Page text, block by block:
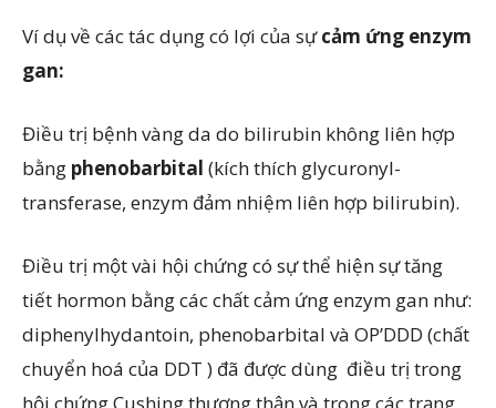
Ví dụ về các tác dụng có lợi của sựcảm ứng enzym
gan:
Điều trị bệnh vàng da do bilirubin không liên hợp
bằng phenobarbital (kích thích glycuronyl-
transferase, enzym đảm nhiệm liên hợp bilirubin).
Điều trị một vài hội chứng có sự thể hiện sự tăng
tiết hormon bằng các chất cảm ứng enzym gan như:
diphenylhydantoin, phenobarbital và OP’DDD (chất
chuyển hoá của DDT ) đã được dùng điều trị trong